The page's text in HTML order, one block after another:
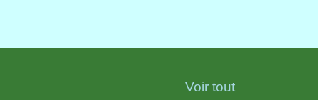
Voir tout